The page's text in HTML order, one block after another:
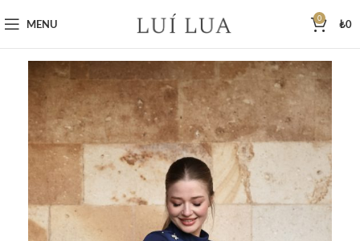
MENU 0 ₺0